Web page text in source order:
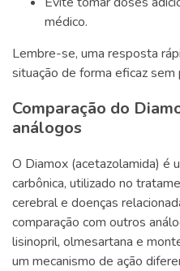
médico.
Lembre-se, uma resposta
situação de forma eficaz
Comparação do
análogos
O Diamox (acetazolamida) é
carbônica, utilizado no
cerebral e doenças
comparação com outros
lisinopril, olmesartana e
um mecanismo de ação